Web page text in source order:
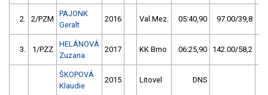
2. 2/PZM
PAJONK
Geralt
2016 Val.Mez. 05:40,90 97.00/39,8
3. 1/PZZ
HELÁNOVÁ
Zuzana
2017 KK Brno 06:25,90 142.00/58,2
ŠKOPOVÁ
Klaudie
2015 Litovel DNS